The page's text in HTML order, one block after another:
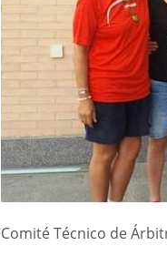
Comité Técnico de